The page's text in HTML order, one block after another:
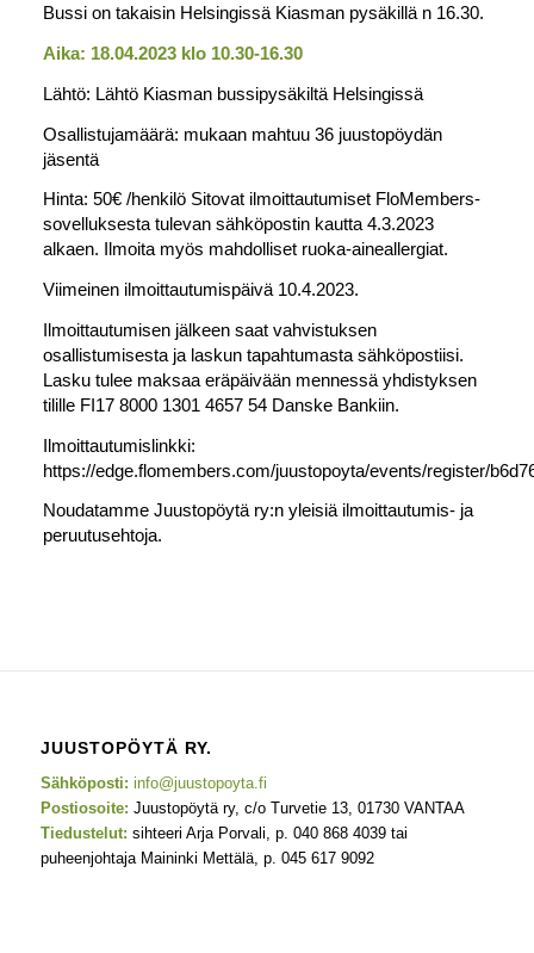
Bussi on takaisin Helsingissä Kiasman pysäkillä n 16.30.
Aika: 18.04.2023 klo 10.30-16.30
Lähtö: Lähtö Kiasman bussipysäkiltä Helsingissä
Osallistujamäärä: mukaan mahtuu 36 juustopöydän
jäsentä
Hinta: 50€ /henkilö Sitovat ilmoittautumiset FloMembers-
sovelluksesta tulevan sähköpostin kautta 4.3.2023
alkaen. Ilmoita myös mahdolliset ruoka-aineallergiat.
Viimeinen ilmoittautumispäivä 10.4.2023.
Ilmoittautumisen jälkeen saat vahvistuksen
osallistumisesta ja laskun tapahtumasta sähköpostiisi.
Lasku tulee maksaa eräpäivään mennessä yhdistyksen
tilille FI17 8000 1301 4657 54 Danske Bankiin.
Ilmoittautumislinkki:
https://edge.flomembers.com/juustopoyta/events/register/
Noudatamme Juustopöytä ry:n yleisiä ilmoittautumis- ja
peruutusehtoja.
JUUSTOPÖYTÄ RY.
Sähköposti: info@juustopoyta.fi
Postiosoite: Juustopöytä ry, c/o Turvetie 13, 01730 VANTAA
Tiedustelut: sihteeri Arja Porvali, p. 040 868 4039 tai
puheenjohtaja Maininki Mettälä, p. 045 617 9092